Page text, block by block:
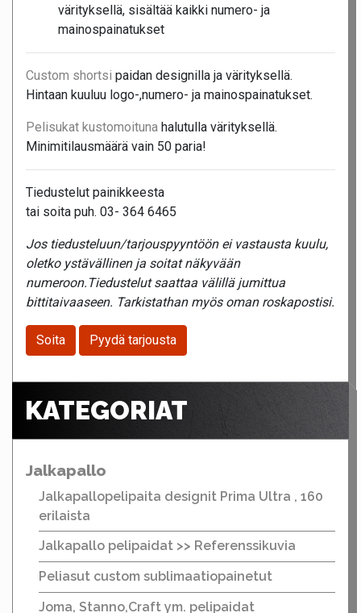
värityksellä, sisältää kaikki numero- ja
mainospainatukset
Custom shortsi paidan designilla ja värityksellä.
Hintaan kuuluu logo-,numero- ja mainospainatukset.
Pelisukat kustomoituna halutulla värityksellä.
Minimitilausmäärä vain 50 paria!
Tiedustelut painikkeesta
tai soita puh. 03- 364 6465
Jos tiedusteluun/tarjouspyyntöön ei vastausta kuulu,
oletko ystävällinen ja soitat näkyvään
numeroon.Tiedustelut saattaa välillä jumittua
bittitaivaaseen. Tarkistathan myös oman roskapostisi.
Soita Pyydä tarjousta
KATEGORIAT
Jalkapallo
Jalkapallopelipaita designit Prima Ultra , 160
erilaista
Jalkapallo pelipaidat >> Referenssikuvia
Peliasut custom sublimaatiopainetut
Joma, Stanno,Craft ym. pelipaidat